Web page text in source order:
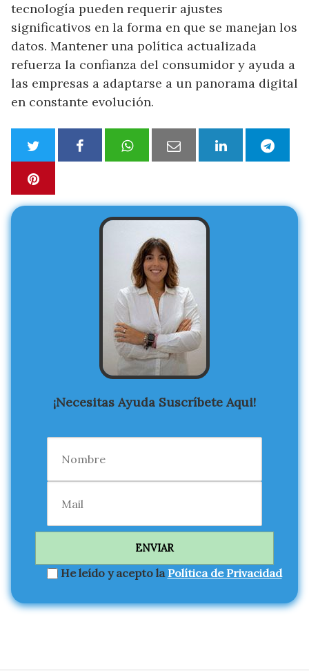
tecnología pueden requerir ajustes
significativos en la forma en que se manejan los
datos. Mantener una política actualizada
refuerza la confianza del consumidor y ayuda a
las empresas a adaptarse a un panorama digital
en constante evolución.
¡Necesitas Ayuda Suscríbete Aqui!
He leído y acepto la Política de Privacidad